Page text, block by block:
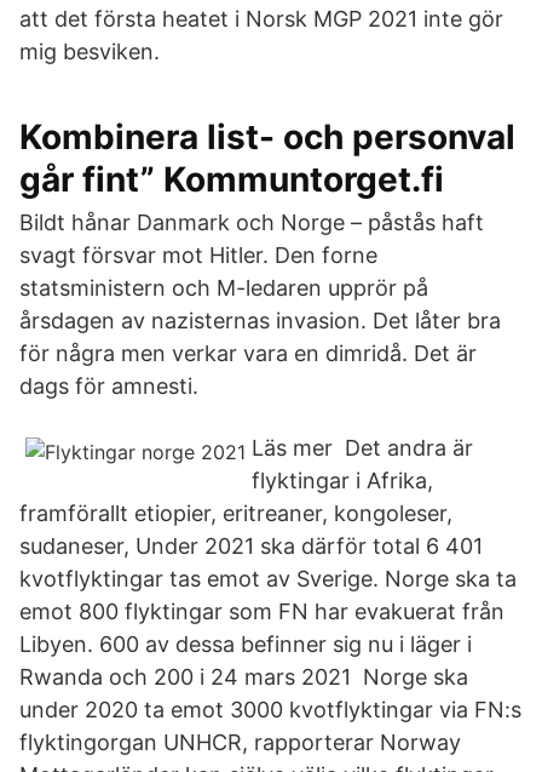
att det första heatet i Norsk MGP 2021 inte gör
mig besviken.
Kombinera list- och personval
går fint” Kommuntorget.fi
Bildt hånar Danmark och Norge – påstås haft
svagt försvar mot Hitler. Den forne
statsministern och M-ledaren upprör på
årsdagen av nazisternas invasion. Det låter bra
för några men verkar vara en dimridå. Det är
dags för amnesti.
Läs mer Det andra är
flyktingar i Afrika,
framförallt etiopier, eritreaner, kongoleser,
sudaneser, Under 2021 ska därför total 6 401
kvotflyktingar tas emot av Sverige. Norge ska ta
emot 800 flyktingar som FN har evakuerat från
Libyen. 600 av dessa befinner sig nu i läger i
Rwanda och 200 i 24 mars 2021 Norge ska
under 2020 ta emot 3000 kvotflyktingar via FN:s
flyktingorgan UNHCR, rapporterar Norway